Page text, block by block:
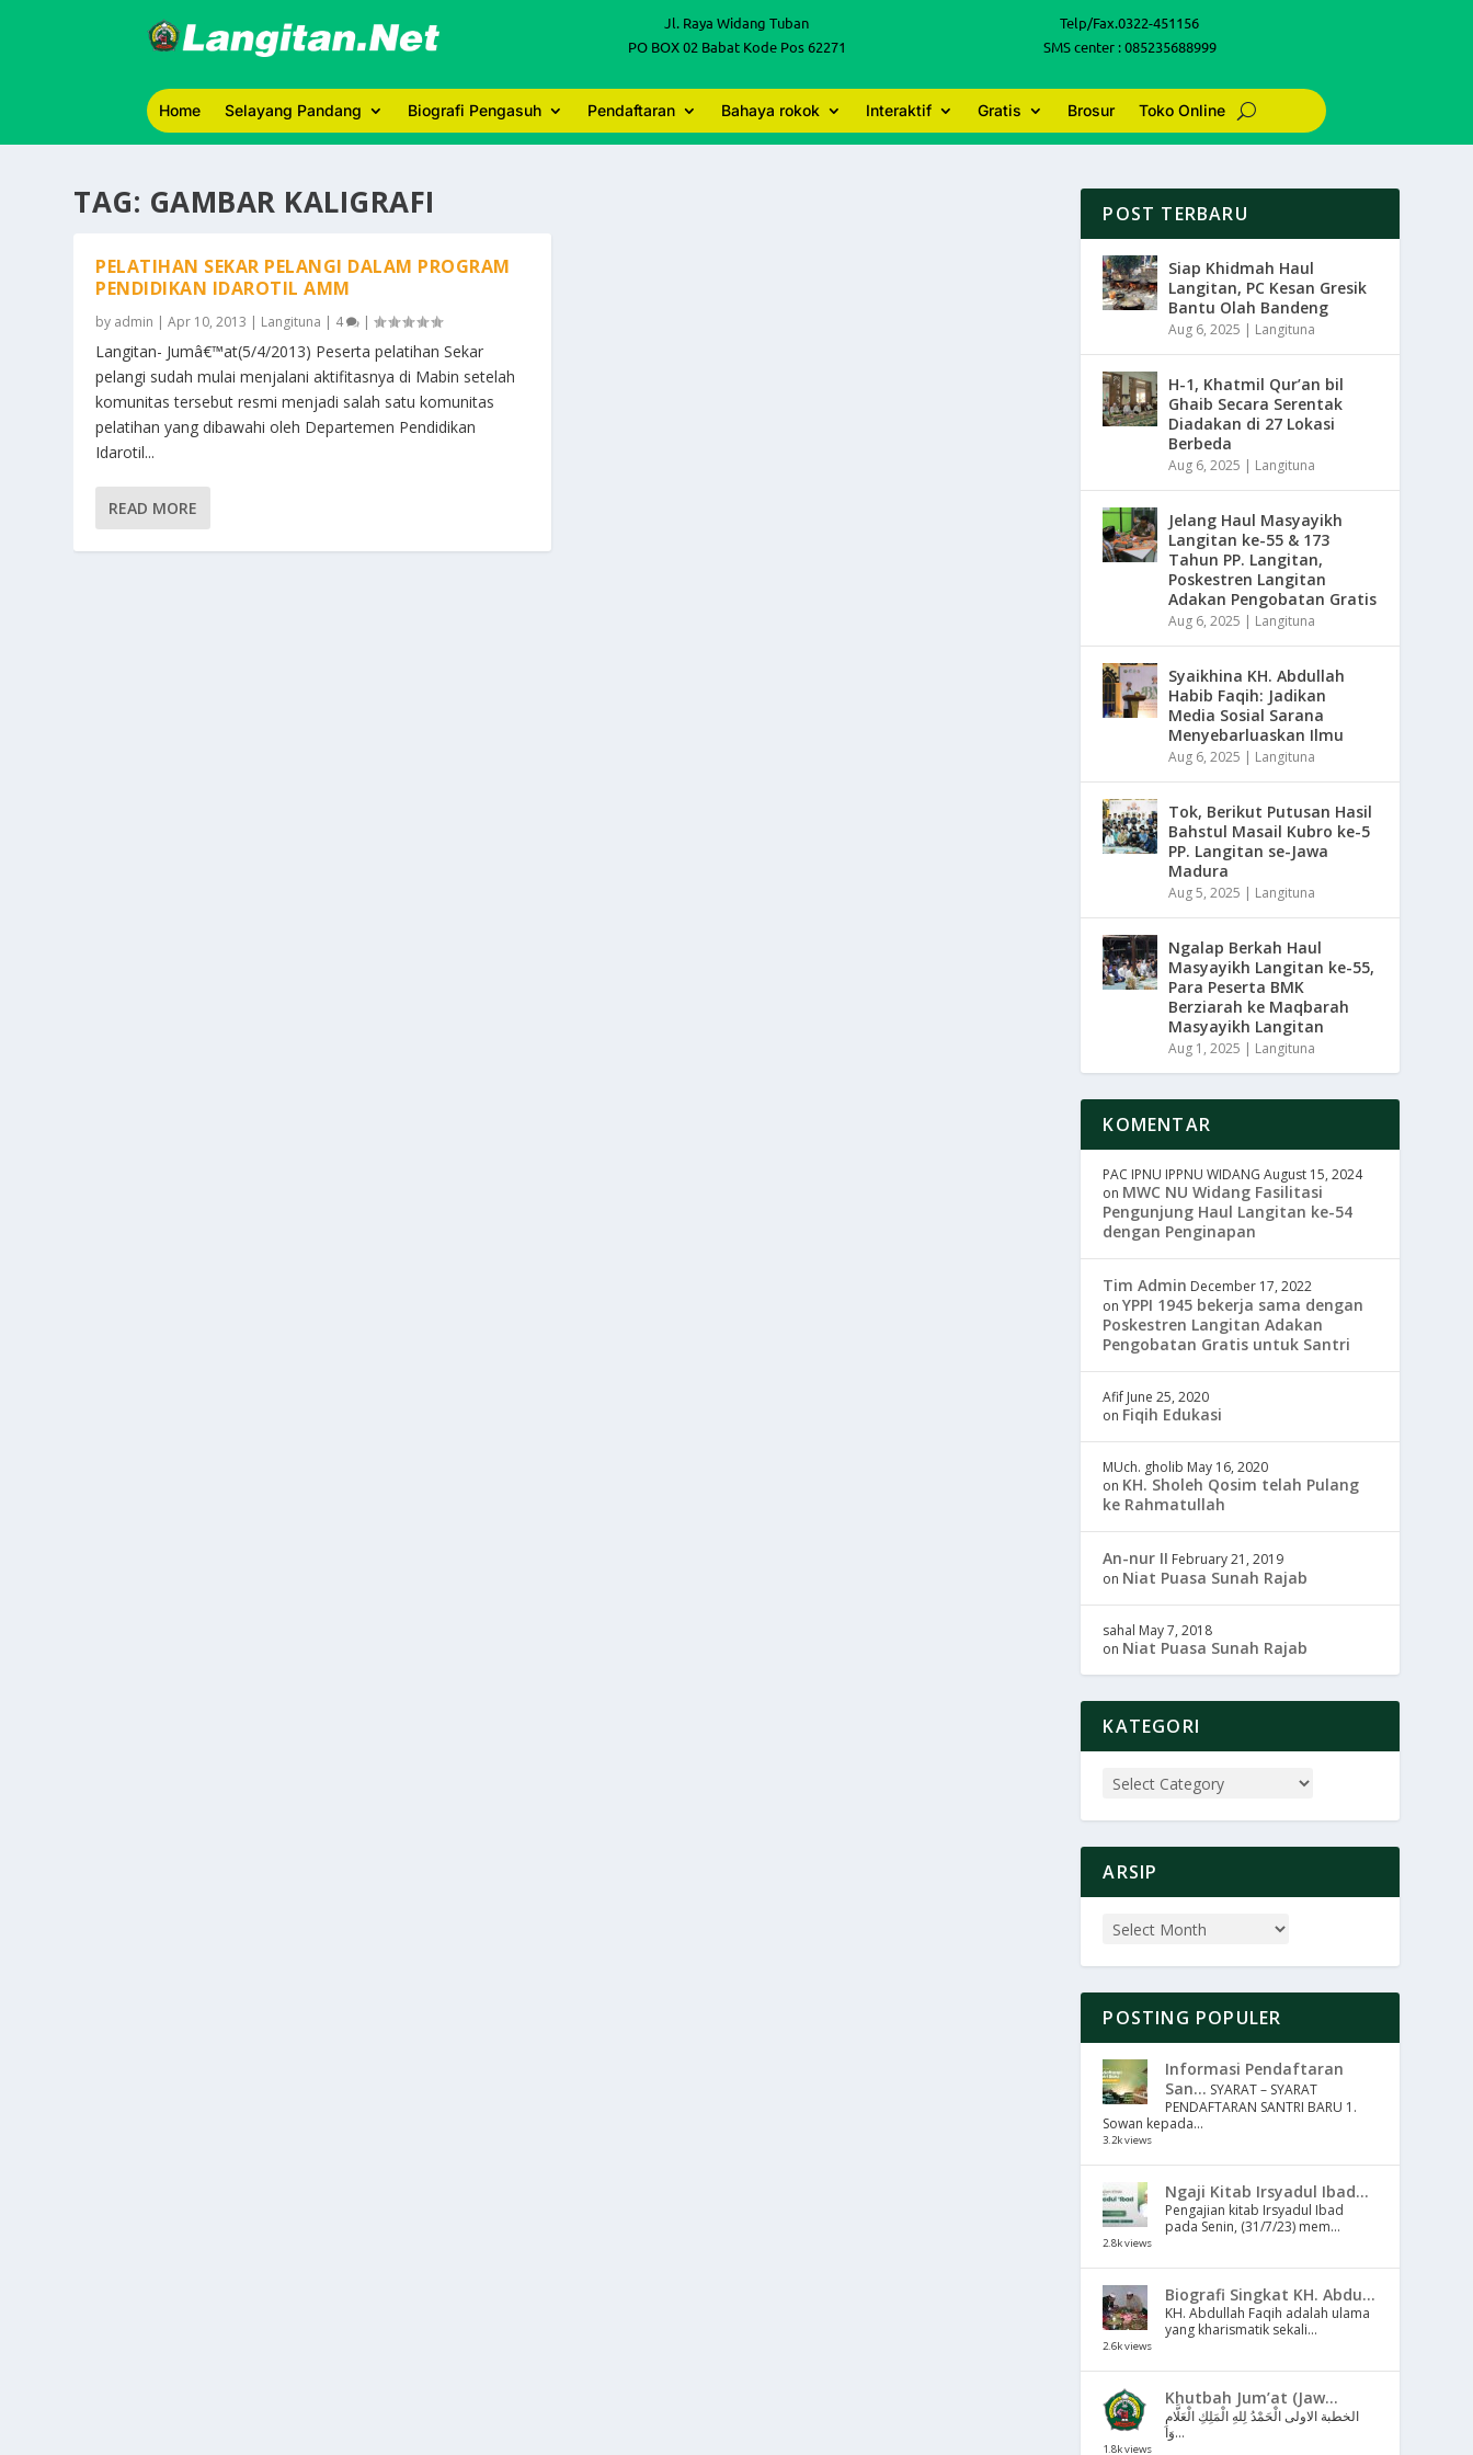
Jl. Raya Widang Tuban
PO BOX 02 Babat Kode Pos 62271
Telp/Fax.0322-451156
SMS center : 085235688999
Home Selayang Pandang Biografi Pengasuh Pendaftaran Bahaya rokok Interaktif Gratis Brosur Toko Online
TAG: GAMBAR KALIGRAFI
PELATIHAN SEKAR PELANGI DALAM PROGRAM
PENDIDIKAN IDAROTIL AMM
by admin |Apr 10, 2013 | Langituna | 4 |
Langitan- Jumâ€™at(5/4/2013) Peserta pelatihan Sekar
pelangi sudah mulai menjalani aktifitasnya di Mabin setelah
komunitas tersebut resmi menjadi salah satu komunitas
pelatihan yang dibawahi oleh Departemen Pendidikan
Idarotil...
READ MORE
POST TERBARU
Siap Khidmah Haul
Langitan, PC Kesan Gresik
Bantu Olah Bandeng
Aug 6, 2025 | Langituna
H-1, Khatmil Qur’an bil
Ghaib Secara Serentak
Diadakan di 27 Lokasi
Berbeda
Aug 6, 2025 | Langituna
Jelang Haul Masyayikh
Langitan ke-55 & 173
Tahun PP. Langitan,
Poskestren Langitan
Adakan Pengobatan Gratis
Aug 6, 2025 | Langituna
Syaikhina KH. Abdullah
Habib Faqih: Jadikan
Media Sosial Sarana
Menyebarluaskan Ilmu
Aug 6, 2025 | Langituna
Tok, Berikut Putusan Hasil
Bahstul Masail Kubro ke-5
PP. Langitan se-Jawa
Madura
Aug 5, 2025 | Langituna
Ngalap Berkah Haul
Masyayikh Langitan ke-55,
Para Peserta BMK
Berziarah ke Maqbarah
Masyayikh Langitan
Aug 1, 2025 | Langituna
KOMENTAR
PAC IPNU IPPNU WIDANG August 15, 2024
on MWC NU Widang Fasilitasi
Pengunjung Haul Langitan ke-54
dengan Penginapan
Tim Admin December 17, 2022
onYPPI 1945 bekerja sama dengan
Poskestren Langitan Adakan
Pengobatan Gratis untuk Santri
Afif June 25, 2020
on Fiqih Edukasi
MUch. gholib May 16, 2020
on KH. Sholeh Qosim telah Pulang
ke Rahmatullah
An-nur II February 21, 2019
on Niat Puasa Sunah Rajab
sahal May 7, 2018
on Niat Puasa Sunah Rajab
KATEGORI
ARSIP
POSTING POPULER
Informasi Pendaftaran
San... SYARAT – SYARAT
PENDAFTARAN SANTRI BARU 1.
Sowan kepada...
3.2k views
Ngaji Kitab Irsyadul Ibad...
Pengajian kitab Irsyadul Ibad
pada Senin, (31/7/23) mem...
2.8k views
Biografi Singkat KH. Abdu...
KH. Abdullah Faqih adalah ulama
yang kharismatik sekali...
2.6k views
Khutbah Jum’at (Jaw...
الخطبة الاولى الْحَمْدُ لِلهِ الْمَلِكِ الْعَلَّامِ
وَا...
1.8k views